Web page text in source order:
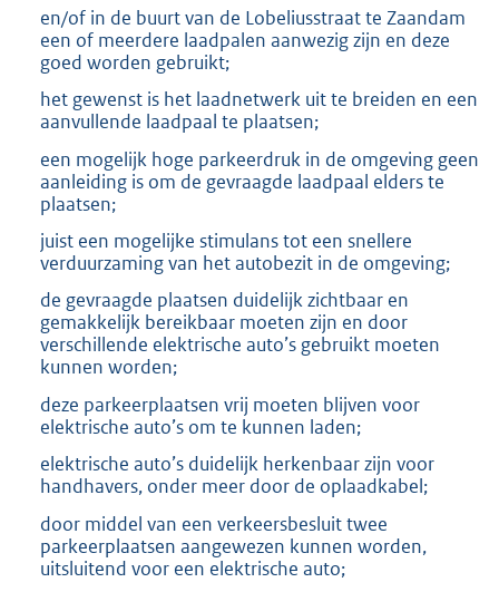
en/of in de buurt van de Lobeliusstraat te Zaandam
een of meerdere laadpalen aanwezig zijn en deze
goed worden gebruikt;
het gewenst is het laadnetwerk uit te breiden en een
aanvullende laadpaal te plaatsen;
een mogelijk hoge parkeerdruk in de omgeving geen
aanleiding is om de gevraagde laadpaal elders te
plaatsen;
juist een mogelijke stimulans tot een snellere
verduurzaming van het autobezit in de omgeving;
de gevraagde plaatsen duidelijk zichtbaar en
gemakkelijk bereikbaar moeten zijn en door
verschillende elektrische auto’s gebruikt moeten
kunnen worden;
deze parkeerplaatsen vrij moeten blijven voor
elektrische auto’s om te kunnen laden;
elektrische auto’s duidelijk herkenbaar zijn voor
handhavers, onder meer door de oplaadkabel;
door middel van een verkeersbesluit twee
parkeerplaatsen aangewezen kunnen worden,
uitsluitend voor een elektrische auto;